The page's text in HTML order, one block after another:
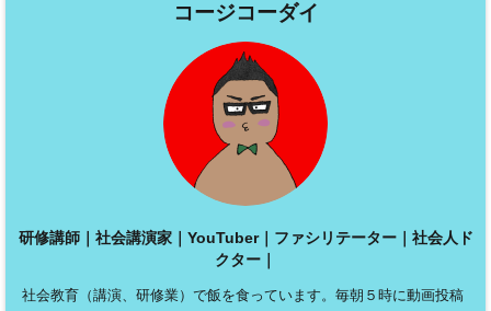
コージコーダイ
研修講師｜社会講演家｜YouTuber｜ファシリテーター｜社会人ド
クター｜
社会教育（講演、研修業）で飯を食っています。毎朝５時に動画投稿